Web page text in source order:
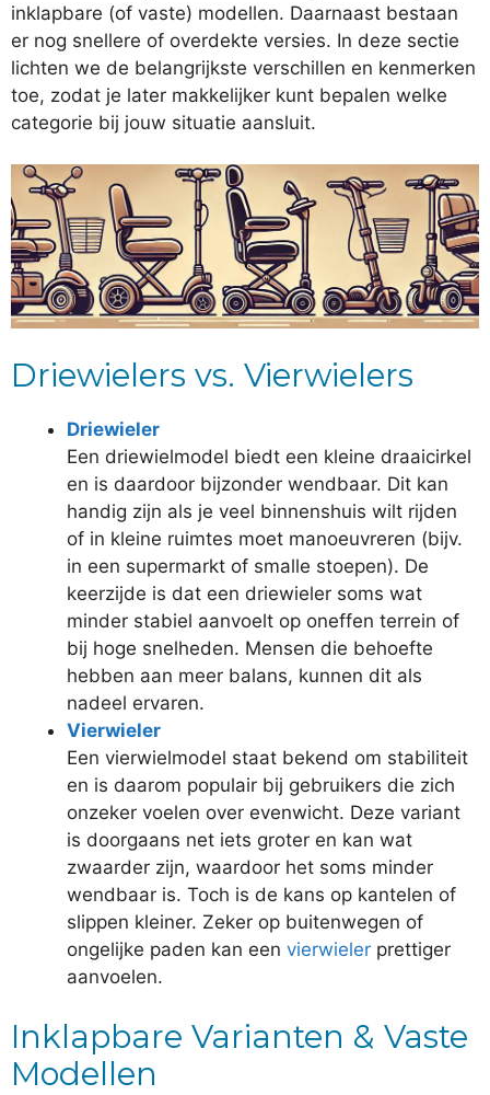
inklapbare (of vaste) modellen. Daarnaast bestaan
er nog snellere of overdekte versies. In deze sectie
lichten we de belangrijkste verschillen en kenmerken
toe, zodat je later makkelijker kunt bepalen welke
categorie bij jouw situatie aansluit.
Driewielers vs. Vierwielers
Driewieler
Een driewielmodel biedt een kleine draaicirkel
en is daardoor bijzonder wendbaar. Dit kan
handig zijn als je veel binnenshuis wilt rijden
of in kleine ruimtes moet manoeuvreren (bijv.
in een supermarkt of smalle stoepen). De
keerzijde is dat een driewieler soms wat
minder stabiel aanvoelt op oneffen terrein of
bij hoge snelheden. Mensen die behoefte
hebben aan meer balans, kunnen dit als
nadeel ervaren.
Vierwieler
Een vierwielmodel staat bekend om stabiliteit
en is daarom populair bij gebruikers die zich
onzeker voelen over evenwicht. Deze variant
is doorgaans net iets groter en kan wat
zwaarder zijn, waardoor het soms minder
wendbaar is. Toch is de kans op kantelen of
slippen kleiner. Zeker op buitenwegen of
ongelijke paden kan een vierwieler prettiger
aanvoelen.
Inklapbare Varianten & Vaste
Modellen